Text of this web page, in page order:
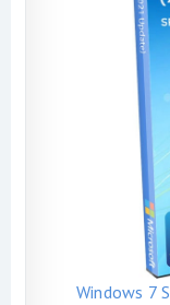
Windows 7